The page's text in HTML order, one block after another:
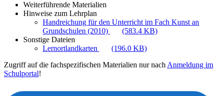
Weiterführende Materialien
Hinweise zum Lehrplan
Handreichung für den Unterricht im Fach Kunst an
Grundschulen (2010)
(583.4 KB)
Sonstige Dateien
Lernortlandkarten
(196.0 KB)
Zugriff auf die fachspezifischen Materialien nur nach Anmeldung im
Schulportal!